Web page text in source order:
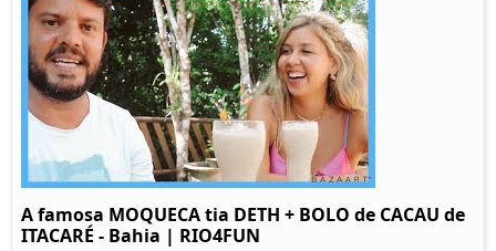
A famosa MOQUECA tia DETH + BOLO de CACAU de
ITACARÉ - Bahia | RIO4FUN